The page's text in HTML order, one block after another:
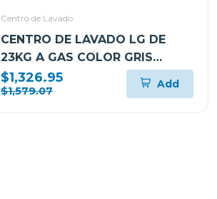
Centro de Lavado
CENTRO DE LAVADO LG DE
23KG A GAS COLOR GRIS
WM23VFXS6/DF74VFXS6B
$1,326.95
$1,579.07
Add